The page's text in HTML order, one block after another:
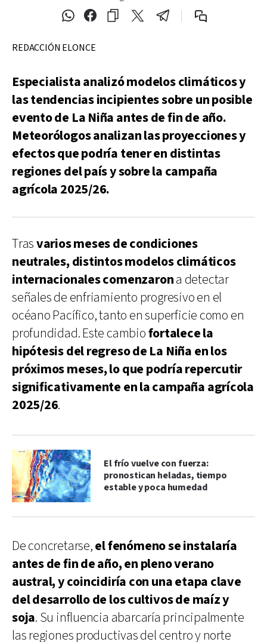
REDACCIÓN ELONCE
Especialista analizó modelos climáticos y
las tendencias incipientes sobre un posible
evento de La Niña antes de fin de año.
Meteorólogos analizan las proyecciones y
efectos que podría tener en distintas
regiones del país y sobre la campaña
agrícola 2025/26.
Trasvarios meses de condiciones
neutrales, distintos modelos climáticos
internacionales comenzarona detectar
señales de enfriamiento progresivo en el
océano Pacífico, tanto en superficie como en
profundidad. Este cambiofortalece la
hipótesis del regreso de La Niña en los
próximos meses, lo que podría repercutir
significativamente en la campaña agrícola
2025/26.
El frío vuelve con fuerza:
pronostican heladas, tiempo
estable y poca humedad
De concretarse,el fenómeno se instalaría
antes de fin de año, en pleno verano
austral, y coincidiría con una etapa clave
del desarrollo de los cultivos de maíz y
soja. Su influencia abarcaría principalmente
las regiones productivas del centro y norte